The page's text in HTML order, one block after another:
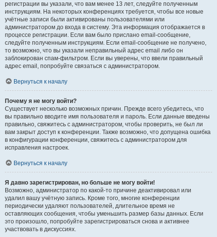
регистрации вы указали, что вам менее 13 лет, следуйте полученным
инструкциям. На некоторых конференциях требуется, чтобы все новые
учётные записи были активированы пользователями или
администратором до входа в систему. Эта информация отображается в
процессе регистрации. Если вам было прислано email-сообщение,
следуйте полученным инструкциям. Если email-сообщение не получено,
то возможно, что вы указали неправильный адрес email либо он
заблокирован спам-фильтром. Если вы уверены, что ввели правильный
адрес email, попробуйте связаться с администратором.
Вернуться к началу
Почему я не могу войти?
Существует несколько возможных причин. Прежде всего убедитесь, что
вы правильно вводите имя пользователя и пароль. Если данные введены
правильно, свяжитесь с администратором, чтобы проверить, не был ли
вам закрыт доступ к конференции. Также возможно, что допущена ошибка
в конфигурации конференции, свяжитесь с администратором для
исправления настроек.
Вернуться к началу
Я давно зарегистрирован, но больше не могу войти!
Возможно, администратор по какой-то причине деактивировал или
удалил вашу учётную запись. Кроме того, многие конференции
периодически удаляют пользователей, длительное время не
оставляющих сообщения, чтобы уменьшить размер базы данных. Если
это произошло, попробуйте зарегистрироваться снова и активнее
участвовать в дискуссиях.